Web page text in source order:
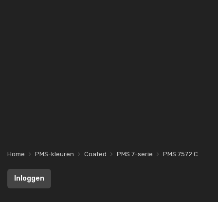
Home PMS-kleuren Coated PMS 7-serie PMS 7572 C
Inloggen